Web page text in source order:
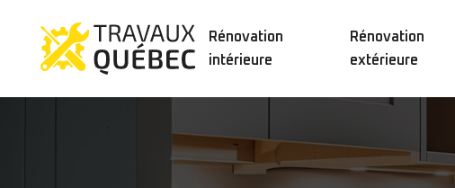
Rénovation
intérieure
Rénovation
extérieure